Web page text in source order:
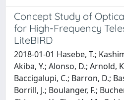
Concept Study of
for High-Frequency
LiteBIRD
2018-01-01 Hasebe, T.;
Akiba, Y.; Alonso, D.; Arnold,
Baccigalupi, C.; Barron, D.;
Borrill, J.; Boulanger, F.;